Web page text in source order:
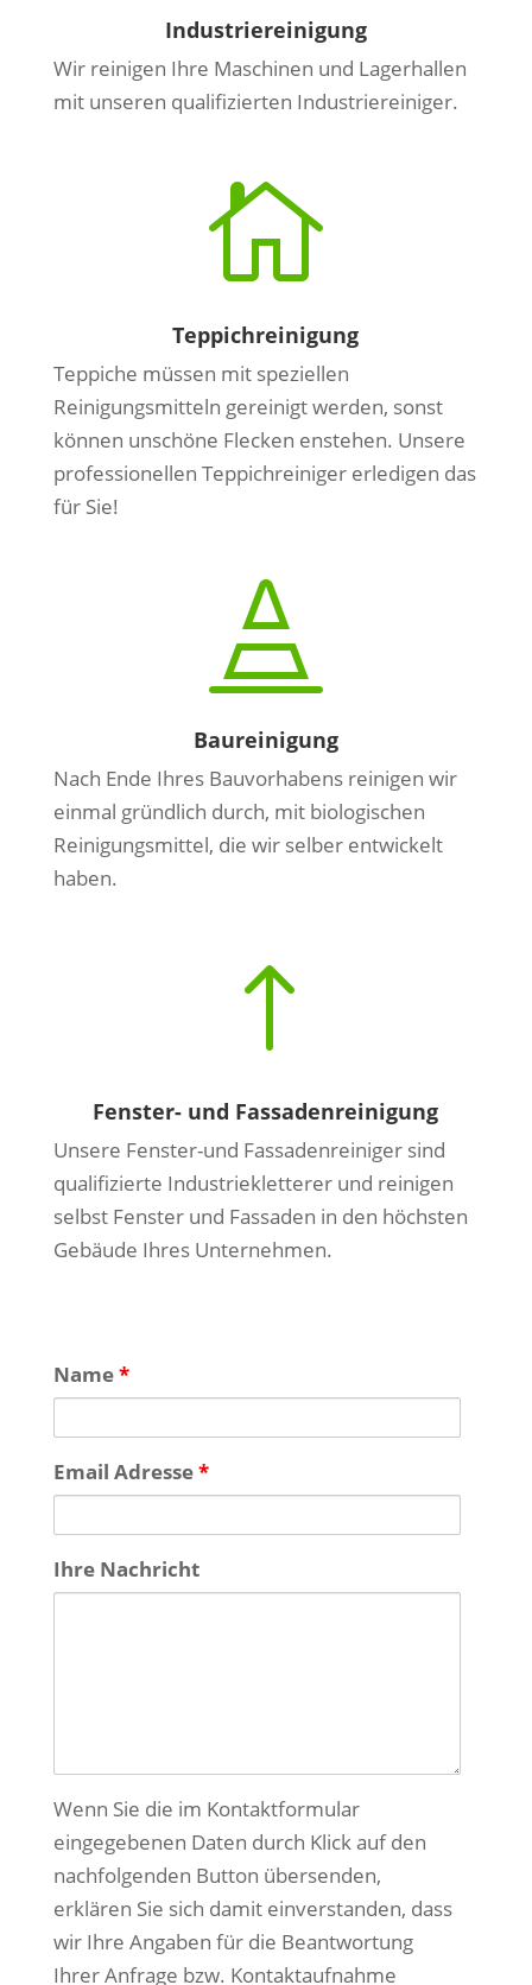
Industriereinigung
Wir reinigen Ihre Maschinen und Lagerhallen
mit unseren qualifizierten Industriereiniger.

Teppichreinigung
Teppiche müssen mit speziellen
Reinigungsmitteln gereinigt werden, sonst
können unschöne Flecken enstehen. Unsere
professionellen Teppichreiniger erledigen das
für Sie!

Baureinigung
Nach Ende Ihres Bauvorhabens reinigen wir
einmal gründlich durch, mit biologischen
Reinigungsmittel, die wir selber entwickelt
haben.
!
Fenster- und Fassadenreinigung
Unsere Fenster-und Fassadenreiniger sind
qualifizierte Industriekletterer und reinigen
selbst Fenster und Fassaden in den höchsten
Gebäude Ihres Unternehmen.
Name*
Email Adresse*
Ihre Nachricht
Wenn Sie die im Kontaktformular
eingegebenen Daten durch Klick auf den
nachfolgenden Button übersenden,
erklären Sie sich damit einverstanden, dass
wir Ihre Angaben für die Beantwortung
Ihrer Anfrage bzw. Kontaktaufnahme